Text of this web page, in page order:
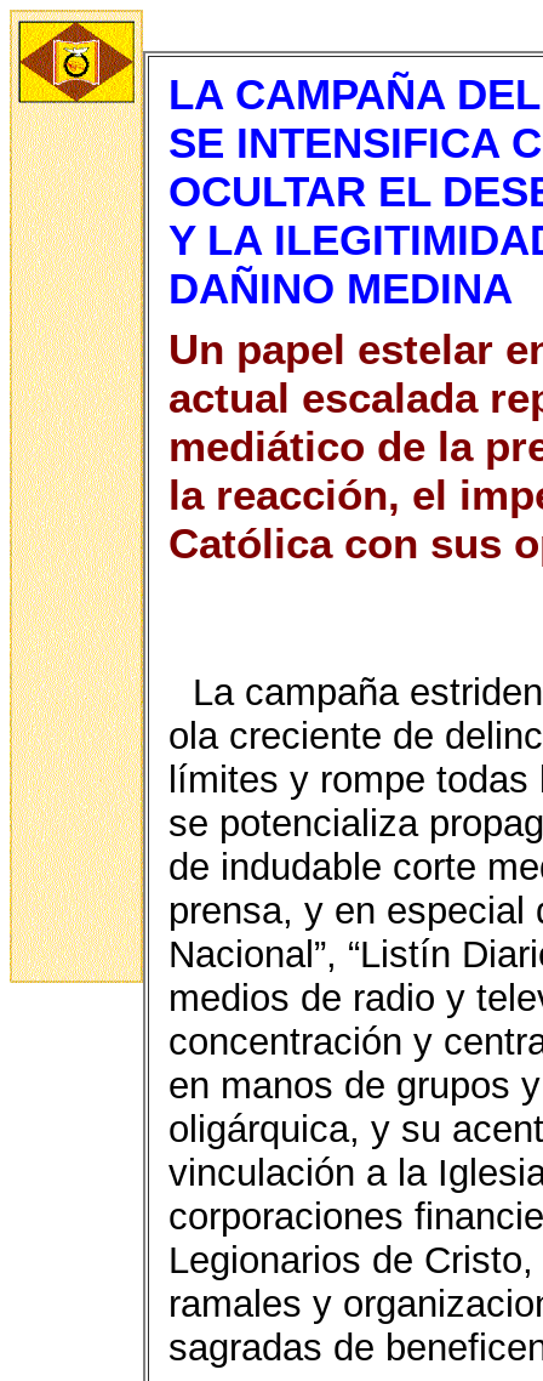
LA CAMPAÑA
SE INTENSIFICA
OCULTAR EL
Y LA
DAÑINO MEDINA
Un papel estelar
actual escalada
mediático de la
la reacción, el
Católica con sus
La campaña
ola creciente de
límites y rompe
se potencializa
de indudable corte
prensa, y en especial
Nacional”, “Listín
medios de radio y
concentración y
en manos de grupos
oligárquica, y su
vinculación a la
corporaciones
Legionarios de
ramales y
sagradas de